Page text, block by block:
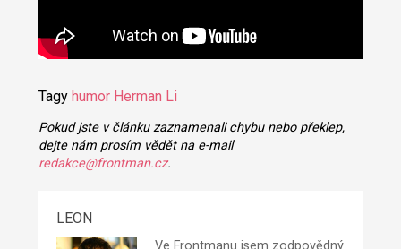
Tagy humor Herman Li
Pokud jste v článku zaznamenali chybu nebo překlep,
dejte nám prosím vědět na e-mail
redakce@frontman.cz.
LEON